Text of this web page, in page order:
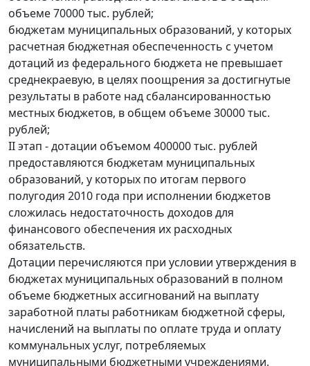
объеме 70000 тыс. рублей;
бюджетам муниципальных образований, у которых
расчетная бюджетная обеспеченность с учетом
дотаций из федерального бюджета не превышает
среднекраевую, в целях поощрения за достигнутые
результаты в работе над сбалансированностью
местных бюджетов, в общем объеме 30000 тыс.
рублей;
II этап - дотации объемом 400000 тыс. рублей
предоставляются бюджетам муниципальных
образований, у которых по итогам первого
полугодия 2010 года при исполнении бюджетов
сложилась недостаточность доходов для
финансового обеспечения их расходных
обязательств.
Дотации перечисляются при условии утверждения в
бюджетах муниципальных образований в полном
объеме бюджетных ассигнований на выплату
заработной платы работникам бюджетной сферы,
начислений на выплаты по оплате труда и оплату
коммунальных услуг, потребляемых
муниципальными бюджетными учреждениями.